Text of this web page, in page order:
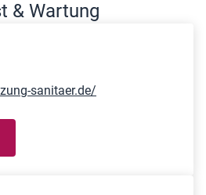
& Wartung
sanitaer.de/